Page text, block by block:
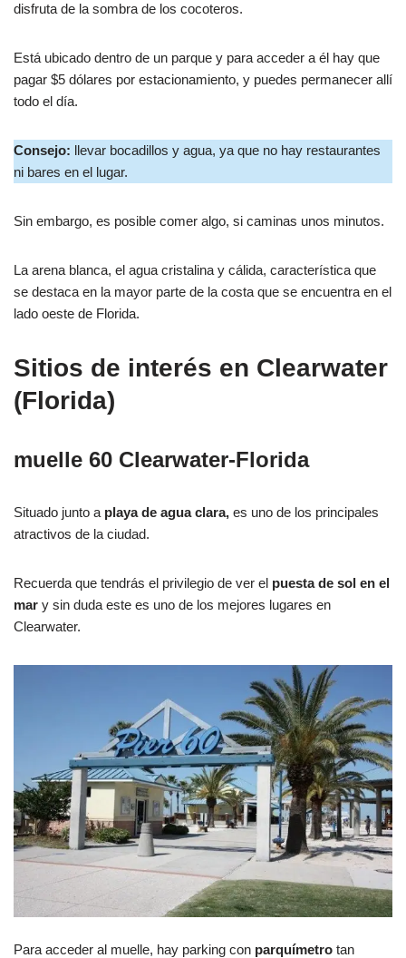
disfruta de la sombra de los cocoteros.
Está ubicado dentro de un parque y para acceder a él hay que
pagar $5 dólares por estacionamiento, y puedes permanecer allí
todo el día.
Consejo: llevar bocadillos y agua, ya que no hay restaurantes
ni bares en el lugar.
Sin embargo, es posible comer algo, si caminas unos minutos.
La arena blanca, el agua cristalina y cálida, característica que
se destaca en la mayor parte de la costa que se encuentra en el
lado oeste de Florida.
Sitios de interés en Clearwater
(Florida)
muelle 60 Clearwater-Florida
Situado junto a playa de agua clara, es uno de los principales
atractivos de la ciudad.
Recuerda que tendrás el privilegio de ver el puesta de sol en el
mar y sin duda este es uno de los mejores lugares en
Clearwater.
Para acceder al muelle, hay parking con parquímetro tan